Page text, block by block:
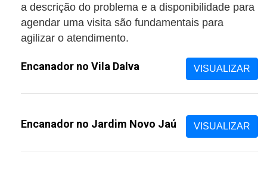
a descrição do problema e a disponibilidade para
agendar uma visita são fundamentais para
agilizar o atendimento.
Encanador no Vila Dalva VISUALIZAR
Encanador no Jardim Novo Jaú VISUALIZAR